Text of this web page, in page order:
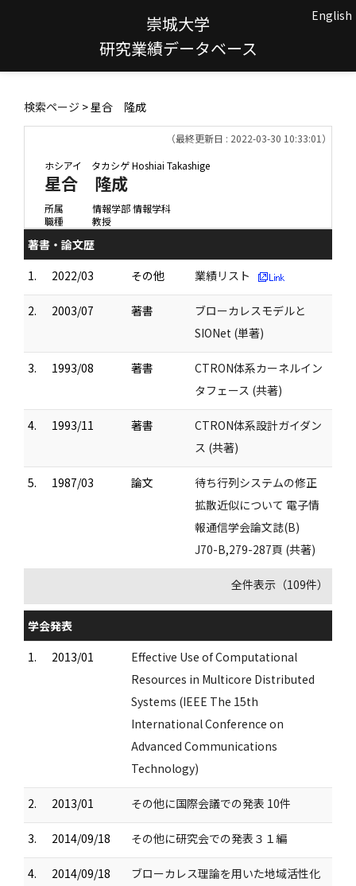
崇城大学
研究業績データベース
English
検索ページ > 星合 隆成
（最終更新日 : 2022-03-30 10:33:01）
ホシアイ タカシゲHoshiai Takashige
星合 隆成
所属
情報学部 情報学科
職種
教授
著書・論文歴
1.
2022/03 その他 業績リスト
2. 2003/07 著書
ブローカレスモデルと
SIONet (単著)
3. 1993/08 著書
CTRON体系カーネルイン
タフェース (共著)
4. 1993/11 著書
CTRON体系設計ガイダン
ス (共著)
5. 1987/03 論文
待ち行列システムの修正
拡散近似について 電子情
報通信学会論文誌(B)
J70-B,279-287頁 (共著)
全件表示（109件）
学会発表
1.
2013/01
Effective Use of Computational
Resources in Multicore Distributed
Systems (IEEE The 15th
International Conference on
Advanced Communications
Technology)
2. 2013/01 その他に国際会議での発表 10件
3. 2014/09/18 その他に研究会での発表３１編
4. 2014/09/18
ブローカレス理論を用いた地域活性化